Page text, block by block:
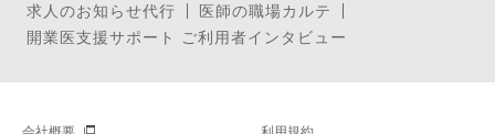
求人のお知らせ代行
医師の職場カルテ
開業医支援サポート ご利用者インタビュー